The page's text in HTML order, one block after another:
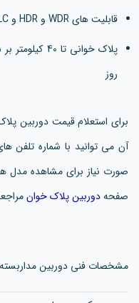
قابلیت های WDR و HDR و HLC و BLC
روز
آن می توانید با شماره تلفن
صورت نیاز برای مشاهده مدل
صفحهدوربین پلاک خوان
مشخصات فنی دوربین مداربسته